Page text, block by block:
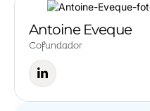
Antoine Eveque
Cofundador